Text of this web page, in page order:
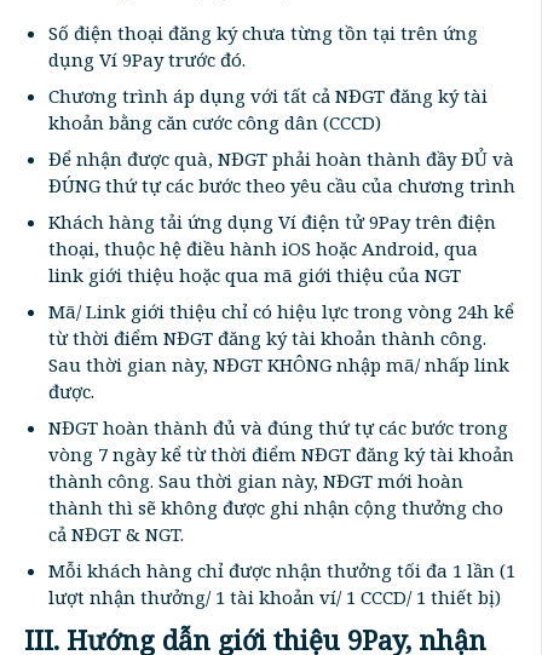
Số điện thoại đăng ký chưa từng tồn tại trên ứng
dụng Ví 9Pay trước đó.
Chương trình áp dụng với tất cả NĐGT đăng ký tài
khoản bằng căn cước công dân (CCCD)
Để nhận được quà, NĐGT phải hoàn thành đầy ĐỦ và
ĐÚNG thứ tự các bước theo yêu cầu của chương trình
Khách hàng tải ứng dụng Ví điện tử 9Pay trên điện
thoại, thuộc hệ điều hành iOS hoặc Android, qua
link giới thiệu hoặc qua mã giới thiệu của NGT
Mã/ Link giới thiệu chỉ có hiệu lực trong vòng 24h kể
từ thời điểm NĐGT đăng ký tài khoản thành công.
Sau thời gian này, NĐGT KHÔNG nhập mã/ nhấp link
được.
NĐGT hoàn thành đủ và đúng thứ tự các bước trong
vòng 7 ngày kể từ thời điểm NĐGT đăng ký tài khoản
thành công. Sau thời gian này, NĐGT mới hoàn
thành thì sẽ không được ghi nhận cộng thưởng cho
cả NĐGT & NGT.
Mỗi khách hàng chỉ được nhận thưởng tối đa 1 lần (1
lượt nhận thưởng/ 1 tài khoản ví/ 1 CCCD/ 1 thiết bị)
III. Hướng dẫn giới thiệu 9Pay, nhận